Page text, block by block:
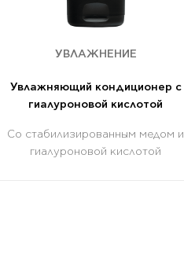
УВЛАЖНЕНИЕ
Увлажняющий кондиционер с
гиалуроновой кислотой
Со стабилизированным медом и
гиалуроновой кислотой